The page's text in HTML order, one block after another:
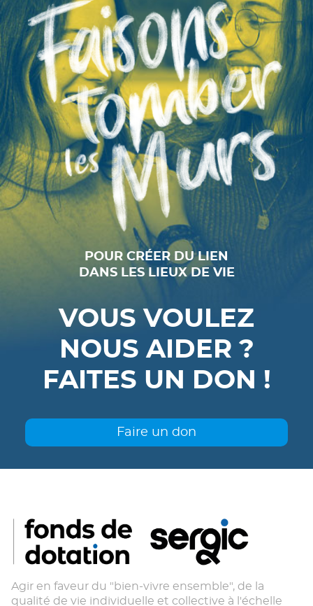
POUR CRÉER DU LIEN
DANS LES LIEUX DE VIE
VOUS VOULEZ
NOUS AIDER ?
FAITES UN DON !
Faire un don
Agir en faveur du "bien-vivre ensemble", de la
qualité de vie individuelle et collective à l'échelle